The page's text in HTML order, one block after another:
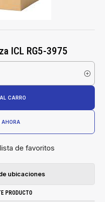
ICL RG5-3975
CARRO
AHORA
de favoritos
ubicaciones
PRODUCTO